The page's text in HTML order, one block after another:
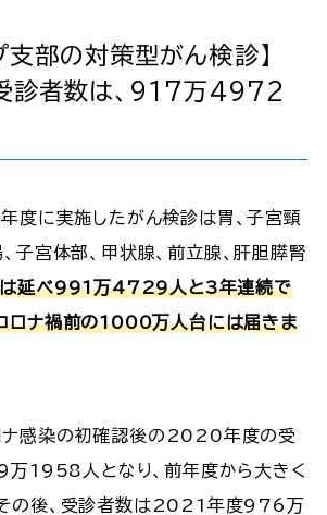
支部の対策型がん検診】
者数は、917万4972
に実施したがん検診は胃、子宮頸
、子宮体部、甲状腺、前立腺、肝胆膵腎
は延べ991万4729人と3年連続で
ロナ禍前の1000万人台には届きま
ナ感染の初確認後の2020年度の受
1958人となり、前年度から大きく
その後、受診者数は2021年度976万